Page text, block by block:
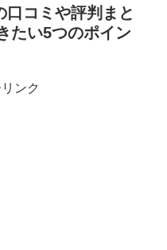
コミや評判まと
たい5つのポイン
ンク